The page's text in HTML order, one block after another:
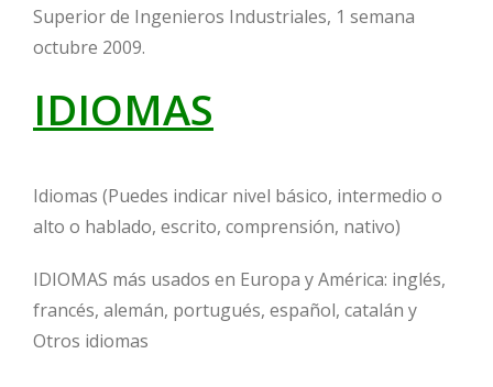
Superior de Ingenieros Industriales, 1 semana
octubre 2009.
IDIOMAS
Idiomas (Puedes indicar nivel básico, intermedio o
alto o hablado, escrito, comprensión, nativo)
IDIOMAS más usados en Europa y América: inglés,
francés, alemán, portugués, español, catalán y
Otros idiomas